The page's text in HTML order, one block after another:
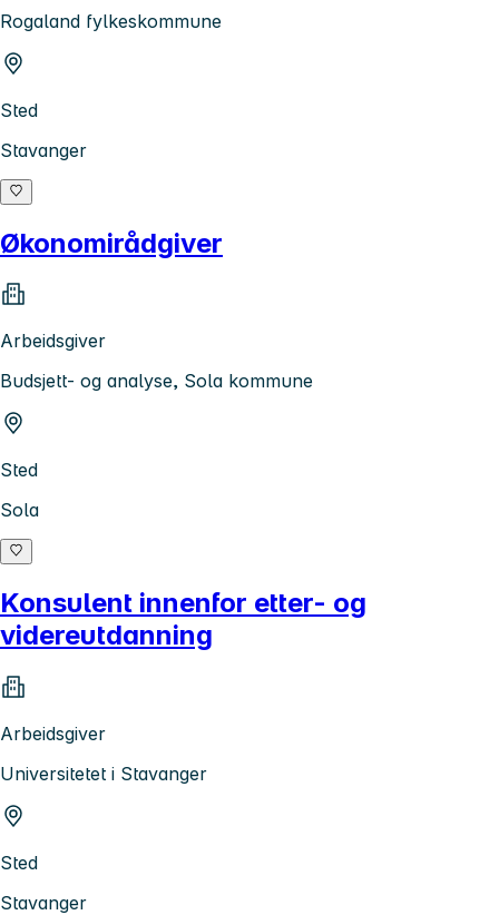
Rogaland fylkeskommune
Sted
Stavanger
Økonomirådgiver
Arbeidsgiver
Budsjett- og analyse, Sola kommune
Sted
Sola
Konsulent innenfor etter- og
videreutdanning
Arbeidsgiver
Universitetet i Stavanger
Sted
Stavanger